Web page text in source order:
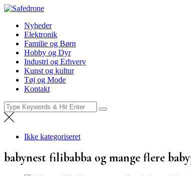
Skip
content
NyhederNyheder
Elektronik
Familie og Børn
Hobby og Dyr
Industri og Erhverv
Kunst og kultur
Tøj og Mode
Kontakt
Search
for:
Ikke kategoriseret
babynest filibabba og mange flere